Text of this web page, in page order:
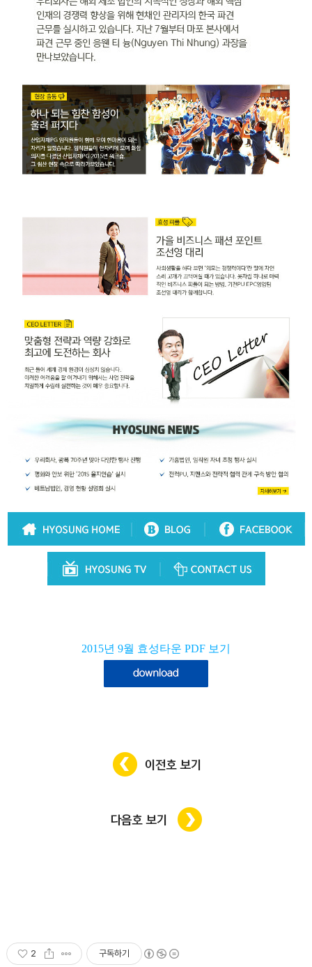
2015년 9월 효성타운 PDF 보기
2 구독하기